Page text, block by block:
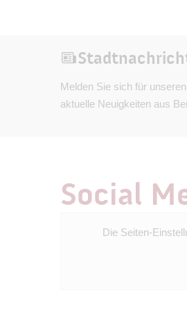
Gruppen
Versuch
und 14-17
Melden Sie sich für
aktuelle Neuigkeiten aus
Social
Die Seiten-